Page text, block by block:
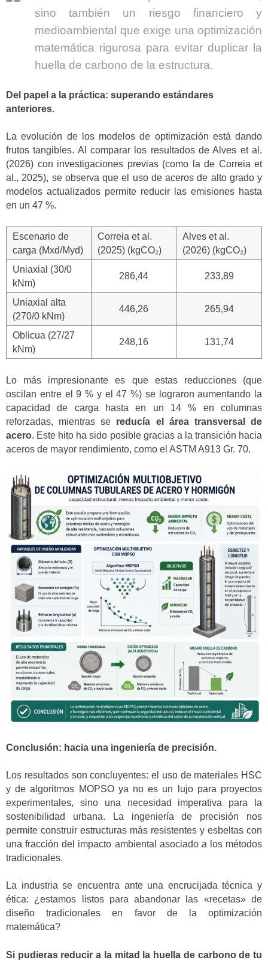
sino también un riesgo financiero y
medioambiental que exige una optimización
matemática rigurosa para evitar duplicar la
huella de carbono de la estructura.
Del papel a la práctica: superando estándares
anteriores.
La evolución de los modelos de optimización está dando
frutos tangibles. Al comparar los resultados de Alves et al.
(2026) con investigaciones previas (como la de Correia et
al., 2025), se observa que el uso de aceros de alto grado y
modelos actualizados permite reducir las emisiones hasta
en un 47 %.
Escenario de
carga (Mxd/Myd)
Correia et al.
(2025) (kgCO₂)
Alves et al.
(2026) (kgCO₂)
Uniaxial (30/0
kNm)
286,44 233,89
Uniaxial alta
(270/0 kNm)
446,26 265,94
Oblicua (27/27
kNm)
248,16 131,74
Lo más impresionante es que estas reducciones (que
oscilan entre el 9 % y el 47 %) se lograron aumentando la
capacidad de carga hasta en un 14 % en columnas
reforzadas, mientras se reducía el área transversal de
acero. Este hito ha sido posible gracias a la transición hacia
aceros de mayor rendimiento, como el ASTM A913 Gr. 70.
Conclusión: hacia una ingeniería de precisión.
Los resultados son concluyentes: el uso de materiales HSC
y de algoritmos MOPSO ya no es un lujo para proyectos
experimentales, sino una necesidad imperativa para la
sostenibilidad urbana. La ingeniería de precisión nos
permite construir estructuras más resistentes y esbeltas con
una fracción del impacto ambiental asociado a los métodos
tradicionales.
La industria se encuentra ante una encrucijada técnica y
ética: ¿estamos listos para abandonar las «recetas» de
diseño tradicionales en favor de la optimización
matemática?
Si pudieras reducir a la mitad la huella de carbono de tu